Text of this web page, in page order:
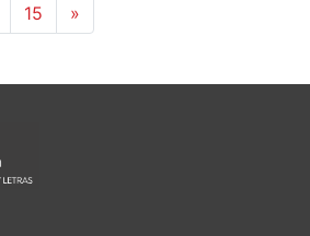
15 »